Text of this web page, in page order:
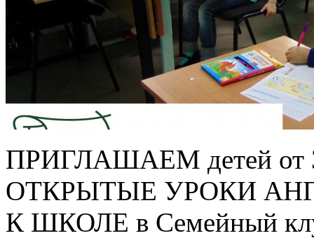
ПРИГЛАШАЕМ детей от
ОТКРЫТЫЕ УРОКИ
К ШКОЛЕ в Семейный